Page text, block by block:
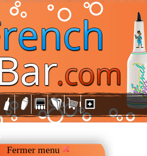
Fermer menu